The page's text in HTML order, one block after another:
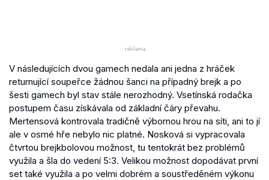
V následujících dvou gamech nedala ani jedna z hráček
returnující soupeřce žádnou šanci na případný brejk a po
šesti gamech byl stav stále nerozhodný. Vsetínská rodačka
postupem času získávala od základní čáry převahu.
Mertensová kontrovala tradičně výbornou hrou na síti, ani to jí
ale v osmé hře nebylo nic platné. Nosková si vypracovala
čtvrtou brejkbolovou možnost, tu tentokrát bez problémů
využila a šla do vedení 5:3. Velikou možnost dopodávat první
set také využila a po velmi dobrém a soustředěném výkonu